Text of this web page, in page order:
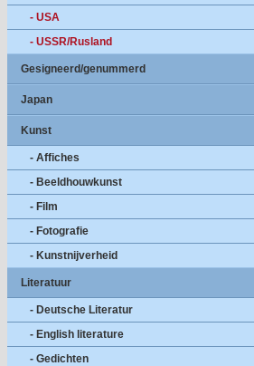
- USA
- USSR/Rusland
Gesigneerd/genummerd
Japan
Kunst
- Affiches
- Beeldhouwkunst
- Film
- Fotografie
- Kunstnijverheid
Literatuur
- Deutsche Literatur
- English literature
- Gedichten